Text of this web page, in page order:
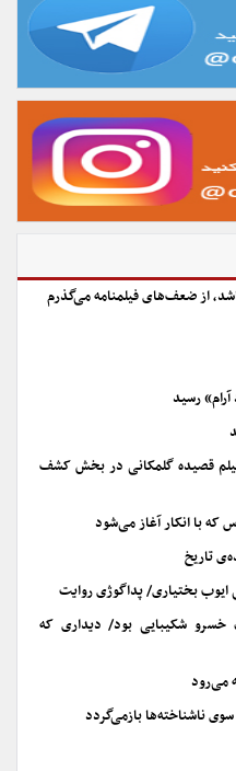
از ضعف‌های فیلمنامه می‌گذرم
آرام» رسید
فیلم قصیده گلمکانی در بخش کشف
که با انکار آغاز می‌شود
تاریخ
ایوب بختیاری/ پداگوژی روایت
سالمرگ خسرو شکیبایی بود/ دیداری که
می‌رود
ناشناخته‌ها بازمی‌گردد